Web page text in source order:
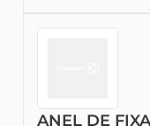
ANEL DE